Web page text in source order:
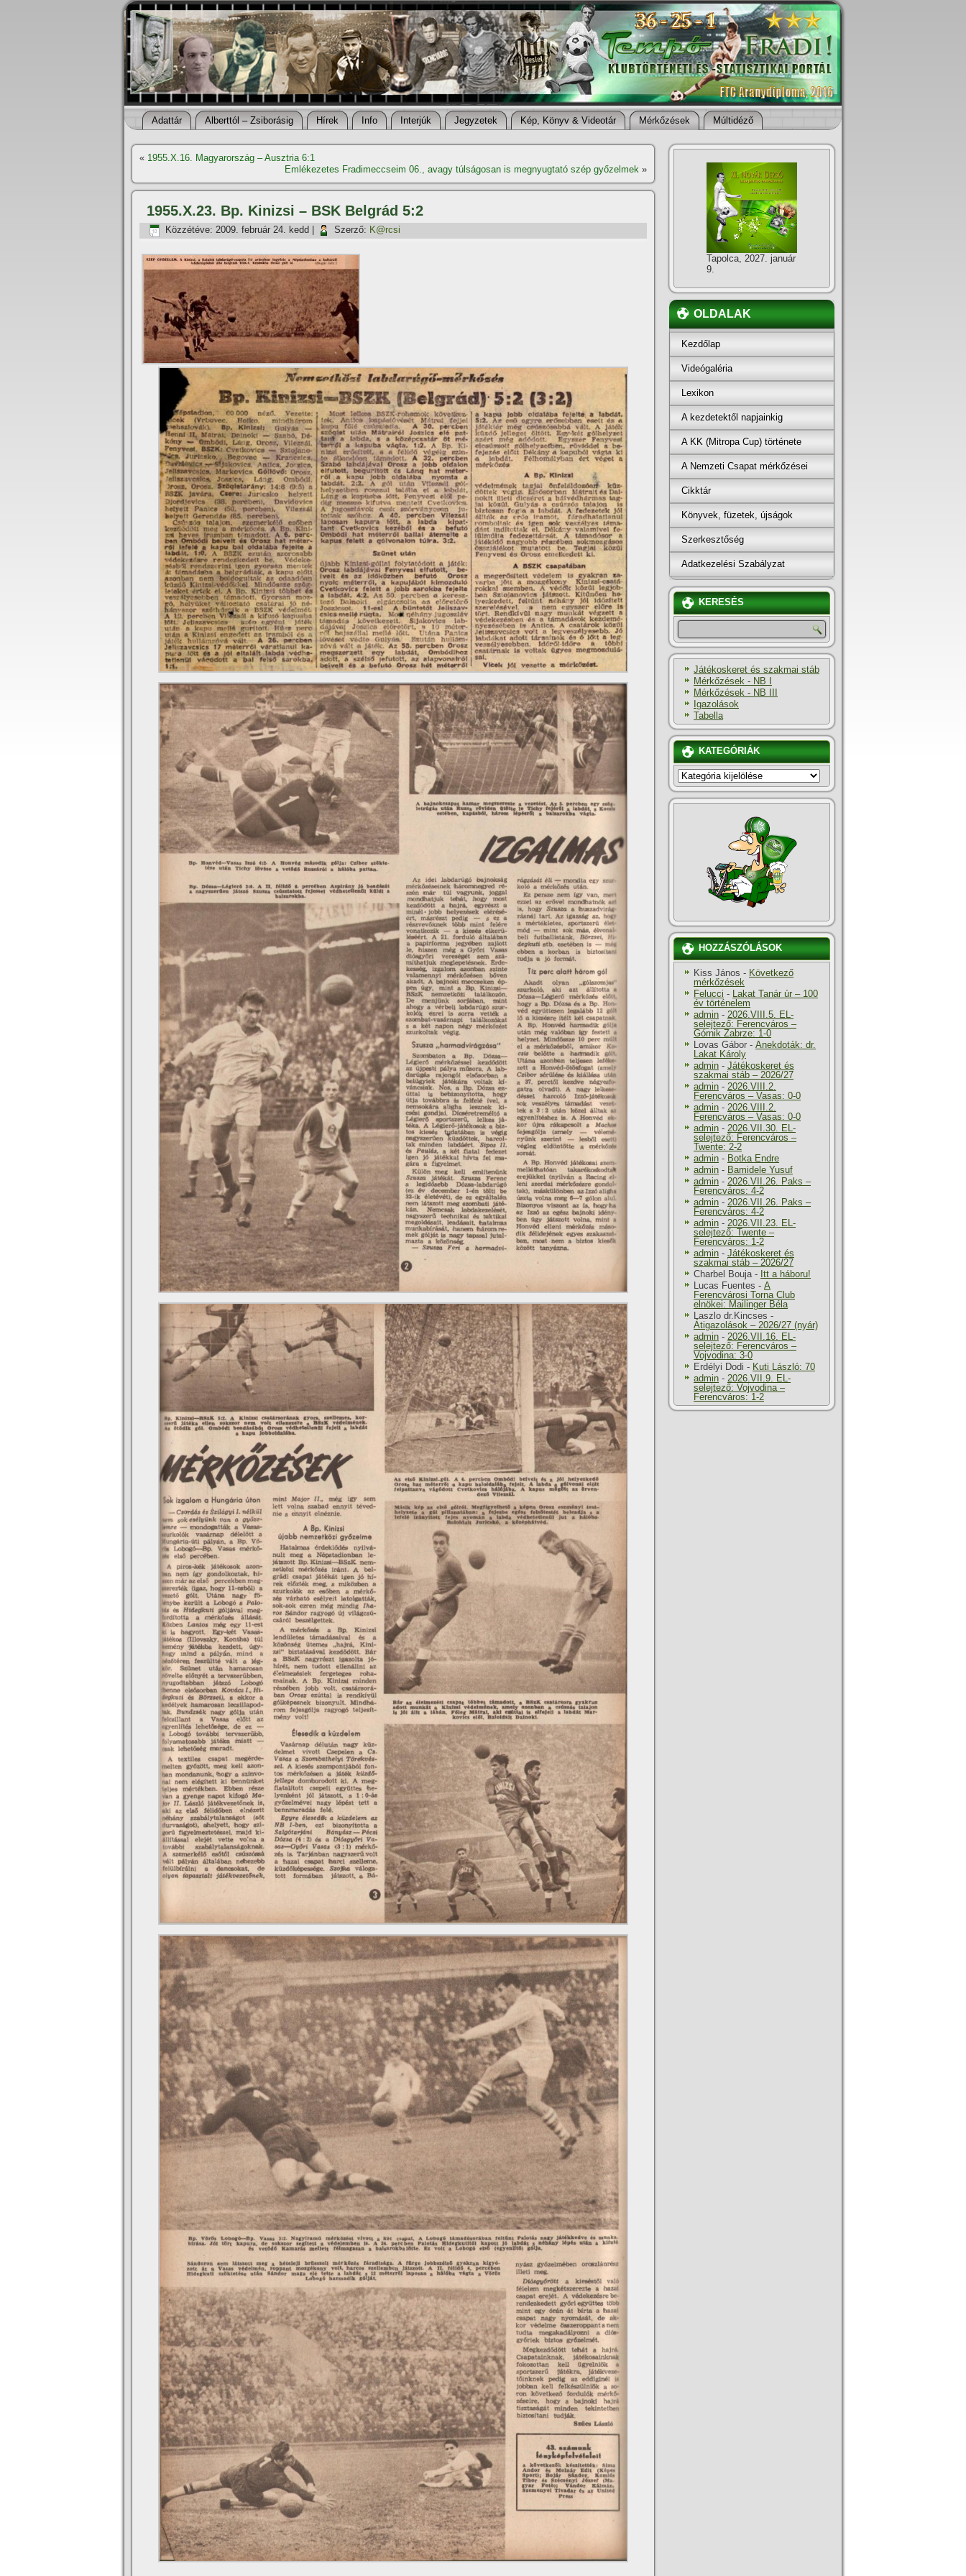
Adattár Alberttól – Zsiborásig Hí­rek Info Interjúk Jegyzetek Kép, Könyv & Videotár Mérkőzések Múltidéző
« 1955.X.16. Magyarország – Ausztria 6:1
Emlékezetes Fradimeccseim 06., avagy túlságosan is megnyugtató szép győzelmek »
1955.X.23. Bp. Kinizsi – BSK Belgrád 5:2
Közzétéve: 2009. február 24. kedd Szerző: K@rcsi
Tapolca, 2027. január
9.
OLDALAK
Kezdőlap
Videógaléria
Lexikon
A kezdetektől napjainkig
A KK (Mitropa Cup) története
A Nemzeti Csapat mérkőzései
Cikktár
Könyvek, füzetek, újságok
Szerkesztőség
Adatkezelési Szabályzat
KERESÉS
Játékoskeret és szakmai stáb
Mérkőzések - NB I
Mérkőzések - NB III
Igazolások
Tabella
KATEGÓRIÁK
KATEGÓRIÁK
HOZZÁSZÓLÁSOK
Kiss János - Következő
mérkőzések
Felucci - Lakat Tanár úr – 100
év történelem
admin - 2026.VIII.5. EL-
selejtező: Ferencváros –
Górnik Zabrze: 1-0
Lovas Gábor - Anekdoták: dr.
Lakat Károly
admin - Játékoskeret és
szakmai stáb – 2026/27
admin - 2026.VIII.2.
Ferencváros – Vasas: 0-0
admin - 2026.VIII.2.
Ferencváros – Vasas: 0-0
admin - 2026.VII.30. EL-
selejtező: Ferencváros –
Twente: 2-2
admin - Botka Endre
admin - Bamidele Yusuf
admin - 2026.VII.26. Paks –
Ferencváros: 4-2
admin - 2026.VII.26. Paks –
Ferencváros: 4-2
admin - 2026.VII.23. EL-
selejtező: Twente –
Ferencváros: 1-2
admin - Játékoskeret és
szakmai stáb – 2026/27
Charbel Bouja- Itt a háboru!
Lucas Fuentes - A
Ferencvárosi Torna Club
elnökei: Mailinger Béla
Laszlo dr.Kincses -
Átigazolások – 2026/27 (nyár)
admin - 2026.VII.16. EL-
selejtező: Ferencváros –
Vojvodina: 3-0
Erdélyi Dodi - Kuti László: 70
admin - 2026.VII.9. EL-
selejtező: Vojvodina –
Ferencváros: 1-2